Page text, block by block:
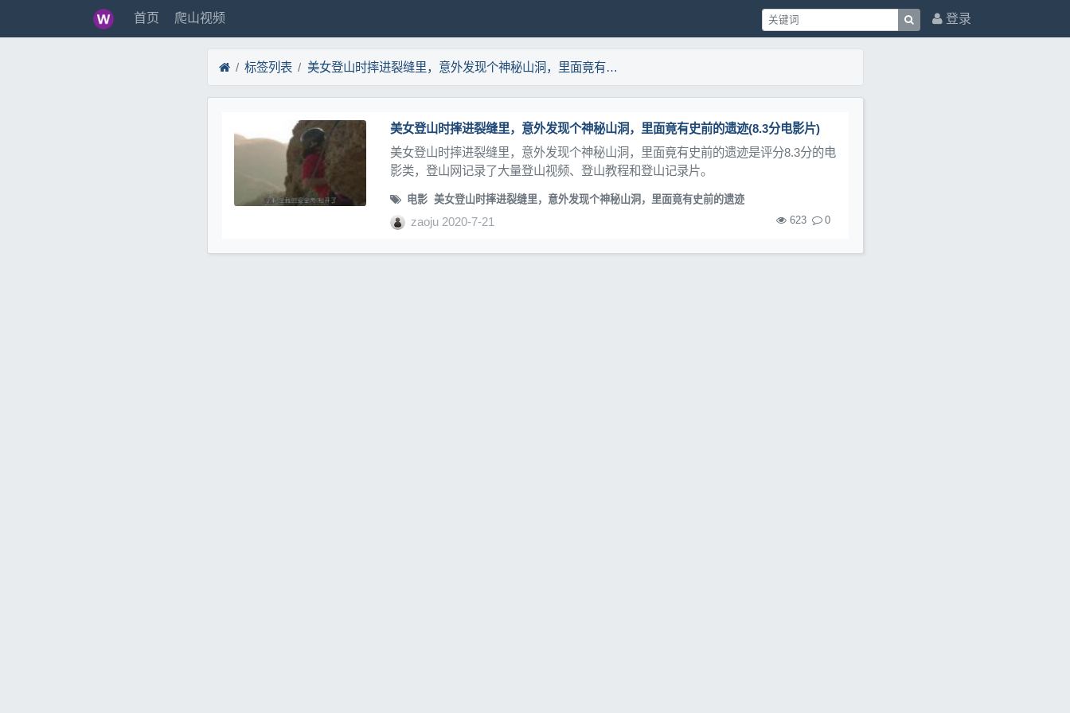
首页 爬山视频 登录
标签列表 美女登山时摔进裂缝里，意外发现个神秘山洞，里面竟有史前的遗迹
美女登山时摔进裂缝里，意外发现个神秘山洞，里面竟有史前的遗迹(8.3分电影片)
美女登山时摔进裂缝里，意外发现个神秘山洞，里面竟有史前的遗迹是评分8.3分的电
影类，登山网记录了大量登山视频、登山教程和登山记录片。
电影 美女登山时摔进裂缝里，意外发现个神秘山洞，里面竟有史前的遗迹
zaoju 2020-7-21 623 0